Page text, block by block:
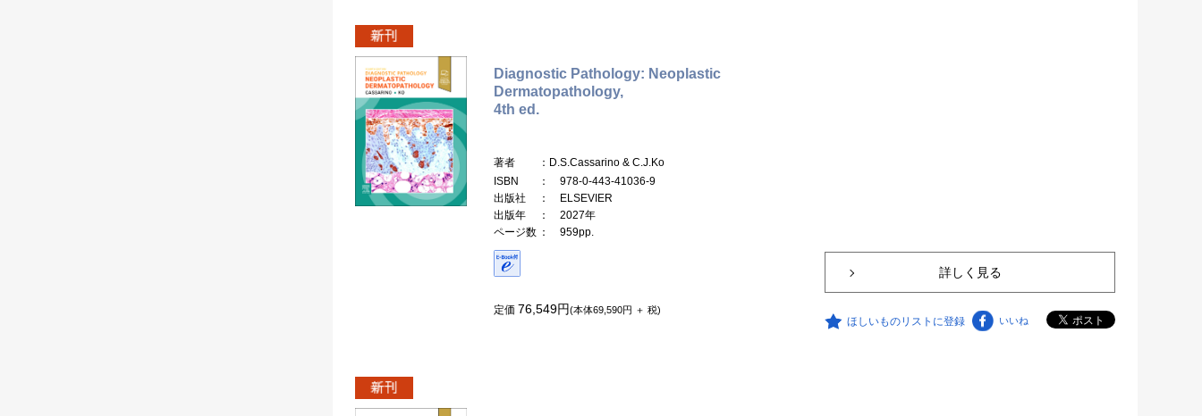
Diagnostic Pathology: Neoplastic
Dermatopathology,
4th ed.
著者
：D.S.Cassarino & C.J.Ko
ISBN
： 978-0-443-41036-9
出版社
： ELSEVIER
出版年
： 2027年
ページ数 ： 959pp.
定価 76,549円(本体69,590円 ＋ 税)
詳しく見る
ほしいものリストに登録 いいね